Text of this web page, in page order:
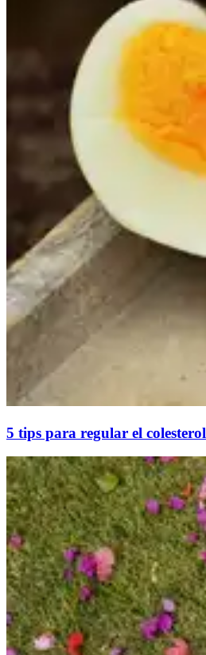
5 tips para regular el colesterol